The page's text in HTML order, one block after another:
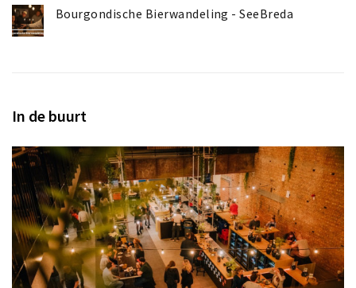
Bourgondische Bierwandeling - SeeBreda
In de buurt